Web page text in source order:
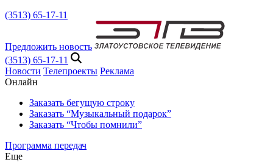
(3513) 65-17-11
Предложить новость
(3513) 65-17-11
Новости Телепроекты Реклама
Онлайн
Заказать бегущую строку
Заказать “Музыкальный подарок”
Заказать “Чтобы помнили”
Программа передач
Еще